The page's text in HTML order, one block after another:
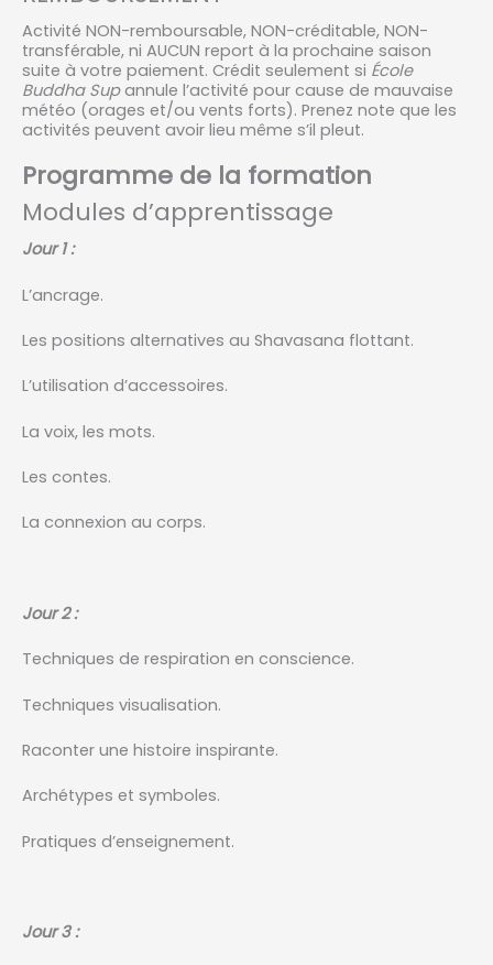
Activité NON-remboursable, NON-créditable, NON-
transférable, ni AUCUN report à la prochaine saison
suite à votre paiement. Crédit seulement si École
Buddha Supannule l’activité pour cause de mauvaise
météo (orages et/ou vents forts). Prenez note que les
activités peuvent avoir lieu même s’il pleut.
Programme de la formation
Modules d’apprentissage
Jour 1 :
L’ancrage.
Les positions alternatives au Shavasana flottant.
L’utilisation d’accessoires.
La voix, les mots.
Les contes.
La connexion au corps.
Jour 2 :
Techniques de respiration en conscience.
Techniques visualisation.
Raconter une histoire inspirante.
Archétypes et symboles.
Pratiques d’enseignement.
Jour 3 :